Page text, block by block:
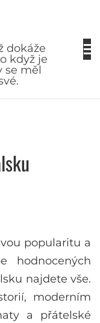
dokáže
když je
se měl
popularitu a
hodnocených
najdete vše.
moderním
a přátelské